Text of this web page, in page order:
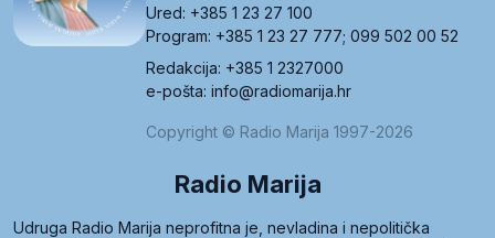
Ured: +385 1 23 27 100
Program: +385 1 23 27 777; 099 502 00 52
Redakcija: +385 1 2327000
e-pošta: info@radiomarija.hr
Copyright © Radio Marija 1997-2026
Radio Marija
Udruga Radio Marija neprofitna je, nevladina i nepolitička